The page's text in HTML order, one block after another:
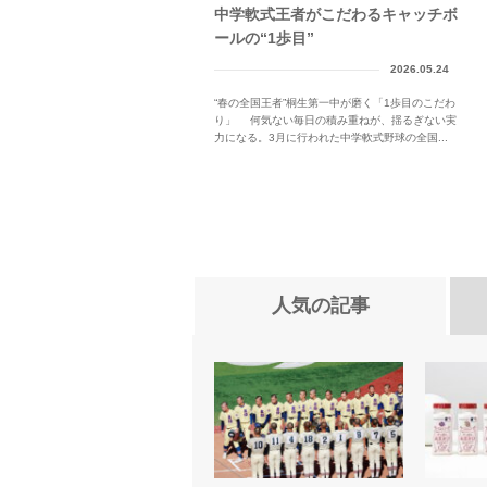
中学軟式王者がこだわるキャッチボ
ールの“1歩目”
2026.05.24
“春の全国王者”桐生第一中が磨く「1歩目のこだわ
り」 何気ない毎日の積み重ねが、揺るぎない実
力になる。3月に行われた中学軟式野球の全国...
人気の記事